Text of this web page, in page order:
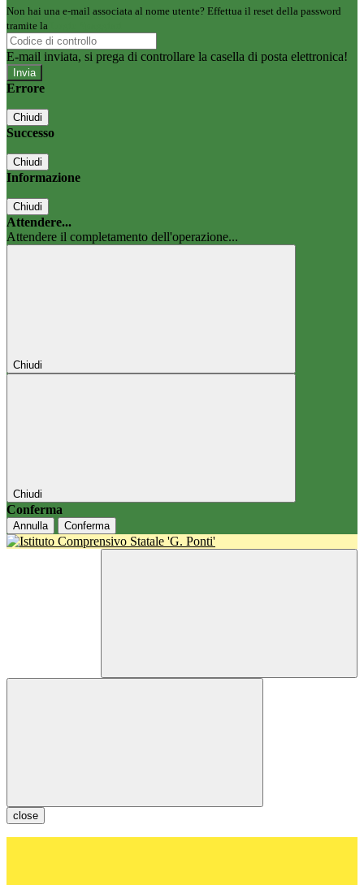
Non hai una e-mail associata al nome utente? Effettua il reset della password
tramite la
E-mail inviata, si prega di controllare la casella di posta elettronica!
Errore
Chiudi
Successo
Chiudi
Informazione
Chiudi
Attendere...
Attendere il completamento dell'operazione...
Chiudi
Chiudi
Conferma
Annulla Conferma
close